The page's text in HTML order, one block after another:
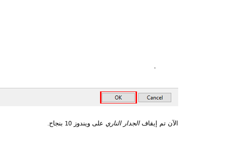
الآن تم إيقافالجدار الناري على ويندوز 10 بنجاح.